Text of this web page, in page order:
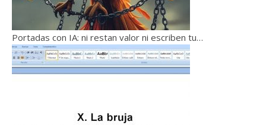
Portadas con IA: ni restan valor ni escriben tu…